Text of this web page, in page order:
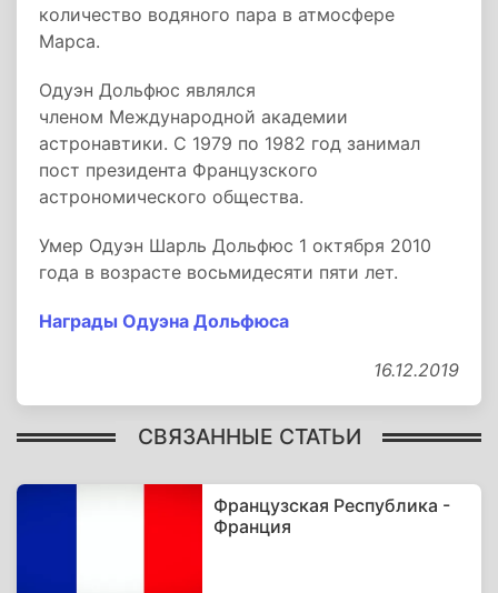
количество водяного пара в атмосфере
Марса.
Одуэн Дольфюс являлся
членом Международной академии
астронавтики. С 1979 по 1982 год занимал
пост президента Французского
астрономического общества.
Умер Одуэн Шарль Дольфюс 1 октября 2010
года в возрасте восьмидесяти пяти лет.
Награды Одуэна Дольфюса
16.12.2019
СВЯЗАННЫЕ СТАТЬИ
Французская Республика -
Франция